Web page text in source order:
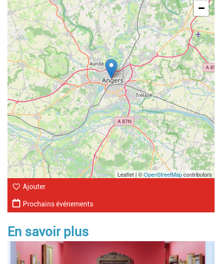
−
Leaflet | ©OpenStreetMapcontributors
Ajouter
Prochains événements
En savoir plus